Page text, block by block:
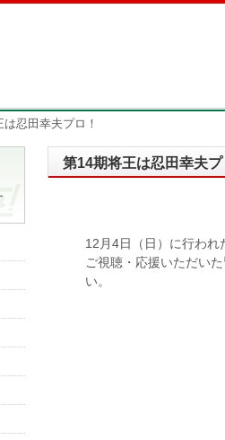
忍田幸夫プロ！
第14期将王は忍田幸夫
12月4日（日）に行わ
ご視聴・応援いただい
い。